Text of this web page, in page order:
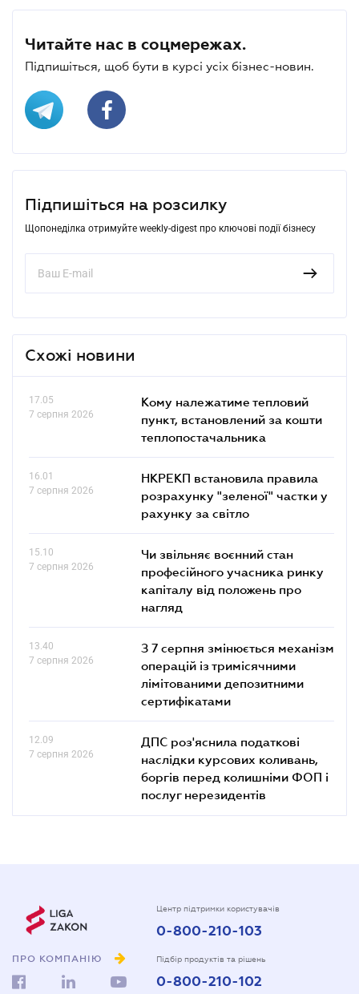
Читайте нас в соцмережах.
Підпишіться, щоб бути в курсі усіх бізнес-новин.
Підпишіться на розсилку
Щопонеділка отримуйте weekly-digest про ключові події бізнесу
Схожі новини
17.05
7 серпня 2026
Кому належатиме тепловий
пункт, встановлений за кошти
теплопостачальника
16.01
7 серпня 2026
НКРЕКП встановила правила
розрахунку "зеленої" частки у
рахунку за світло
15.10
7 серпня 2026
Чи звільняє воєнний стан
професійного учасника ринку
капіталу від положень про
нагляд
13.40
7 серпня 2026
З 7 серпня змінюється механізм
операцій із тримісячними
лімітованими депозитними
сертифікатами
12.09
7 серпня 2026
ДПС роз'яснила податкові
наслідки курсових коливань,
боргів перед колишніми ФОП і
послуг нерезидентів
ПРО КОМПАНІЮ
Центр підтримки користувачів
0-800-210-103
Підбір продуктів та рішень
0-800-210-102